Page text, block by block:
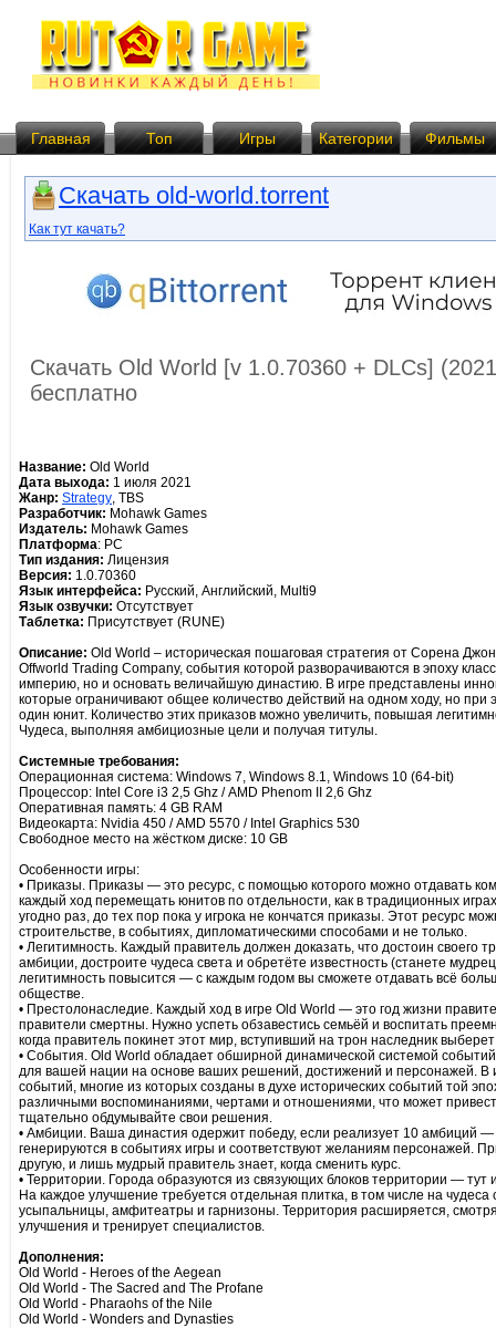
Главная Топ Игры Категории Фильмы
Скачать old-world.torrent
Как тут качать?
Скачать Old World [v 1.0.70360 + DLCs]
бесплатно
Название: Old World
Дата выхода: 1 июля 2021
Жанр: Strategy, TBS
Разработчик: Mohawk Games
Издатель: Mohawk Games
Платформа: PC
Тип издания: Лицензия
Версия: 1.0.70360
Язык интерфейса: Русский, Английский, Multi9
Язык озвучки: Отсутствует
Таблетка: Присутствует (RUNE)
Описание: Old World – историческая пошаговая стратегия от Сорена
Offworld Trading Company, события которой разворачиваются в эпоху
империю, но и основать величайшую династию. В игре представлены
которые ограничивают общее количество действий на одном ходу, но при
один юнит. Количество этих приказов можно увеличить, повышая
Чудеса, выполняя амбициозные цели и получая титулы.
Системные требования:
Операционная система: Windows 7, Windows 8.1, Windows 10 (64-bit)
Процессор: Intel Core i3 2,5 Ghz / AMD Phenom II 2,6 Ghz
Оперативная память: 4 GB RAM
Видеокарта: Nvidia 450 / AMD 5570 / Intel Graphics 530
Свободное место на жёстком диске: 10 GB
Особенности игры:
• Приказы. Приказы — это ресурс, с помощью которого можно отдавать
каждый ход перемещать юнитов по отдельности, как в традиционных
угодно раз, до тех пор пока у игрока не кончатся приказы. Этот ресурс
строительстве, в событиях, дипломатическими способами и не только.
• Легитимность. Каждый правитель должен доказать, что достоин своего
амбиции, достроите чудеса света и обретёте известность (станете
легитимность повысится — с каждым годом вы сможете отдавать всё
обществе.
• Престолонаследие. Каждый ход в игре Old World — это год жизни
правители смертны. Нужно успеть обзавестись семьёй и воспитать
когда правитель покинет этот мир, вступивший на трон наследник
• События. Old World обладает обширной динамической системой
для вашей нации на основе ваших решений, достижений и персонажей. В
событий, многие из которых созданы в духе исторических событий той
различными воспоминаниями, чертами и отношениями, что может
тщательно обдумывайте свои решения.
• Амбиции. Ваша династия одержит победу, если реализует 10 амбиций
генерируются в событиях игры и соответствуют желаниям персонажей.
другую, и лишь мудрый правитель знает, когда сменить курс.
• Территории. Города образуются из связующих блоков территории — тут
На каждое улучшение требуется отдельная плитка, в том числе на чудеса
усыпальницы, амфитеатры и гарнизоны. Территория расширяется, смотря
улучшения и тренирует специалистов.
Дополнения:
Old World - Heroes of the Aegean
Old World - The Sacred and The Profane
Old World - Pharaohs of the Nile
Old World - Wonders and Dynasties